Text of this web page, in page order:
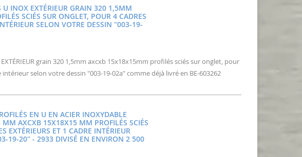
U INOX EXTÉRIEUR GRAIN 320 1,5MM
SCIÉS SUR ONGLET, POUR 4 CADRES
SELON VOTRE DESSIN "003-19-
grain 320 1,5mm axcxb 15x18x15mm profilés sciés sur onglet, pour
selon votre dessin "003-19-02a" comme déjà livré en BE-603262
EN U EN ACIER INOXYDABLE
AXCXB 15X18X15 MM PROFILÉS SCIÉS
EXTÉRIEURS ET 1 CADRE INTÉRIEUR
19-20" - 2933 DIVISÉ EN ENVIRON 2 500